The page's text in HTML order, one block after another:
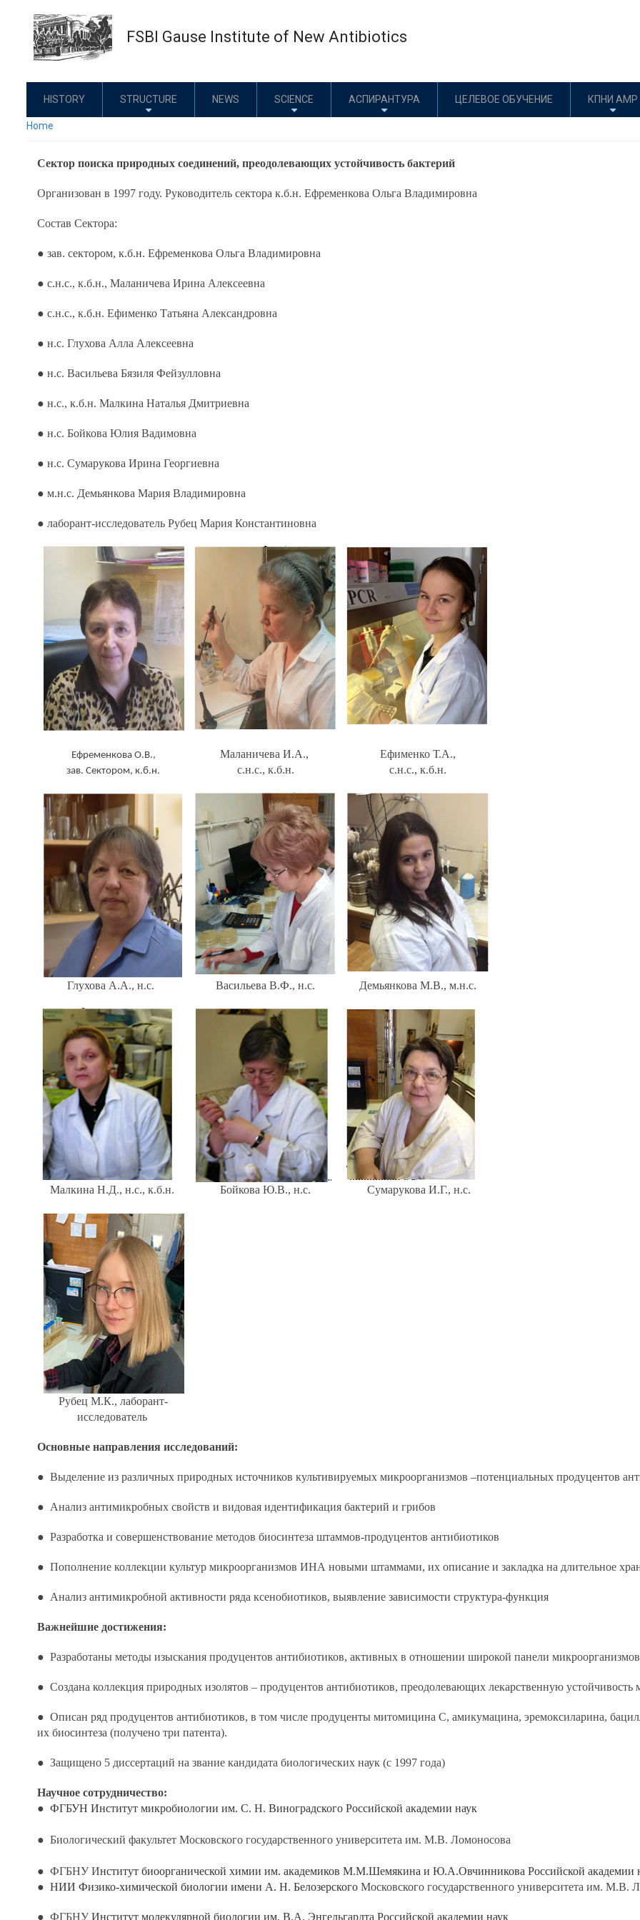
content
FSBI Gause Institute of New Antibiotics
HISTORY STRUCTURE NEWS SCIENCE АСПИРАНТУРА ЦЕЛЕВОЕ ОБУЧЕНИЕ КПНИ АМР
Home
Сектор поиска природных соединений, преодолевающих устойчивость бактерий
Организован в 1997 году. Руководитель сектора к.б.н. Ефременкова Ольга Владимировна
Состав Сектора:
● зав. сектором, к.б.н. Ефременкова Ольга Владимировна
● с.н.с., к.б.н., Маланичева Ирина Алексеевна
● с.н.с., к.б.н. Ефименко Татьяна Александровна
● н.с. Глухова Алла Алексеевна
● н.с. Васильева Бязиля Фейзулловна
● н.с., к.б.н. Малкина Наталья Дмитриевна
● н.с. Бойкова Юлия Вадимовна
● н.с. Сумарукова Ирина Георгиевна
● м.н.с. Демьянкова Мария Владимировна
● лаборант-исследователь Рубец Мария Константиновна
Ефременкова О.В.,
зав. Сектором, к.б.н.
Маланичева И.А.,
с.н.с., к.б.н.
Ефименко Т.А.,
с.н.с., к.б.н.
Глухова А.А., н.с. Васильева В.Ф., н.с. Демьянкова М.В., м.н.с.
Малкина Н.Д., н.с., к.б.н. Бойкова Ю.В., н.с. Сумарукова И.Г., н.с.
Рубец М.К., лаборант-
исследователь
Основные направления исследований:
● Выделение из различных природных источников культивируемых микроорганизмов –потенциальных продуцентов
● Анализ антимикробных свойств и видовая идентификация бактерий и грибов
● Разработка и совершенствование методов биосинтеза штаммов-продуцентов антибиотиков
● Пополнение коллекции культур микроорганизмов ИНА новыми штаммами, их описание и закладка на длительное
● Анализ антимикробной активности ряда ксенобиотиков, выявление зависимости структура-функция
Важнейшие достижения:
● Разработаны методы изыскания продуцентов антибиотиков, активных в отношении широкой панели
● Создана коллекция природных изолятов – продуцентов антибиотиков, преодолевающих лекарственную устойчивость
● Описан ряд продуцентов антибиотиков, в том числе продуценты митомицина С, амикумацина, эремоксиларина,
их биосинтеза (получено три патента).
● Защищено 5 диссертаций на звание кандидата биологических наук (с 1997 года)
Научное сотрудничество:
● ФГБУН Институт микробиологии им. С. Н. Виноградского Российской академии наук
● Биологический факультет Московского государственного университета им. М.В. Ломоносова
● ФГБНУ Институт биоорганической химии им. академиков М.М.Шемякина и Ю.А.Овчинникова Российской академии
● НИИ Физико-химической биологии имени А. Н. Белозерского Московского государственного университета им. М.В.
● ФГБНУ Институт молекулярной биологии им. В.А. Энгельгардта Российской академии наук